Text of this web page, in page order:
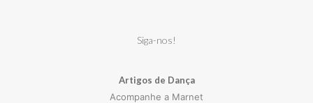
Siga-nos!
Artigos de Dança
Acompanhe a Marnet